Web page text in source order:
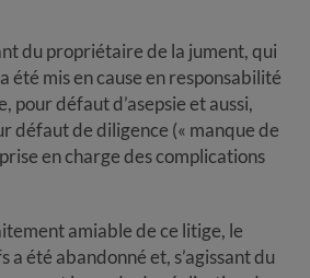
du propriétaire de la jument, qui
été mis en cause en responsabilité
pour défaut d’asepsie et aussi,
défaut de diligence (« manque de
en charge des complications
amiable de ce litige, le
a été abandonné et, s’agissant du